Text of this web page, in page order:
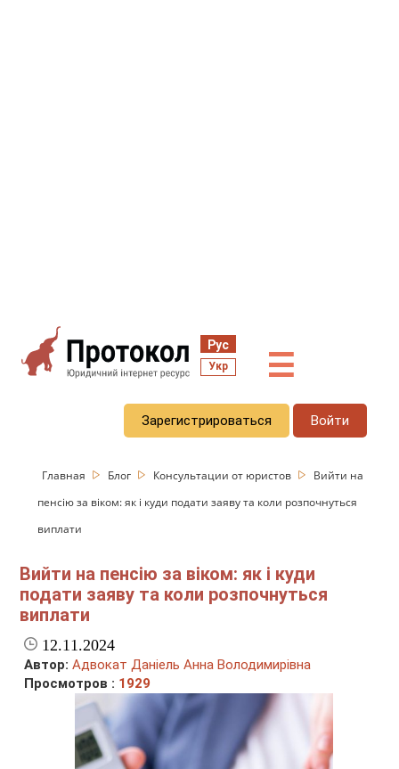
Рус
Укр ☰
Зарегистрироваться Войти
Главная Блог Консультации от юристов
Вийти на
пенсію за віком: як і куди подати заяву та коли розпочнуться
виплати
Вийти на пенсію за віком: як і куди
подати заяву та коли розпочнуться
виплати
12.11.2024
Автор: Адвокат Даніель Анна Володимирівна
Просмотров : 1929